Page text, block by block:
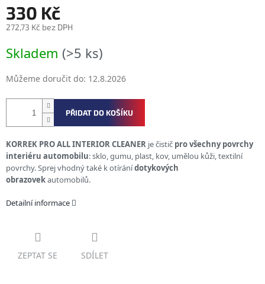
330 Kč
272,73 Kč bez DPH
cena:
Skladem (>5 ks)
Můžeme doručit do: 12.8.2026
PŘIDAT DO KOŠÍKU
KORREK PRO ALL INTERIOR CLEANER je čistič pro všechny povrchy
interiéru automobilu: sklo, gumu, plast, kov, umělou kůži, textilní
povrchy. Sprej vhodný také k otíránídotykových
obrazovekautomobilů.
Detailní informace
ZEPTAT SE SDÍLET